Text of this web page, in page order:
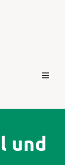
und